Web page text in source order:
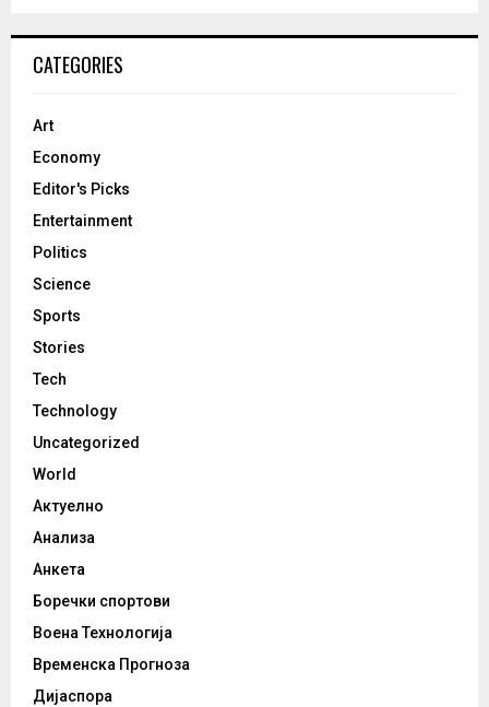
CATEGORIES
Art
Economy
Editor's Picks
Entertainment
Politics
Science
Sports
Stories
Tech
Technology
Uncategorized
World
Актуелно
Анализа
Анкета
Боречки спортови
Воена Технологија
Временска Прогноза
Дијаспора